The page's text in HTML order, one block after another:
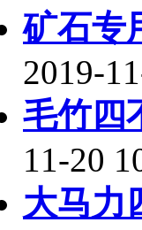
矿石专
2019-
毛竹四
11-20
大马力